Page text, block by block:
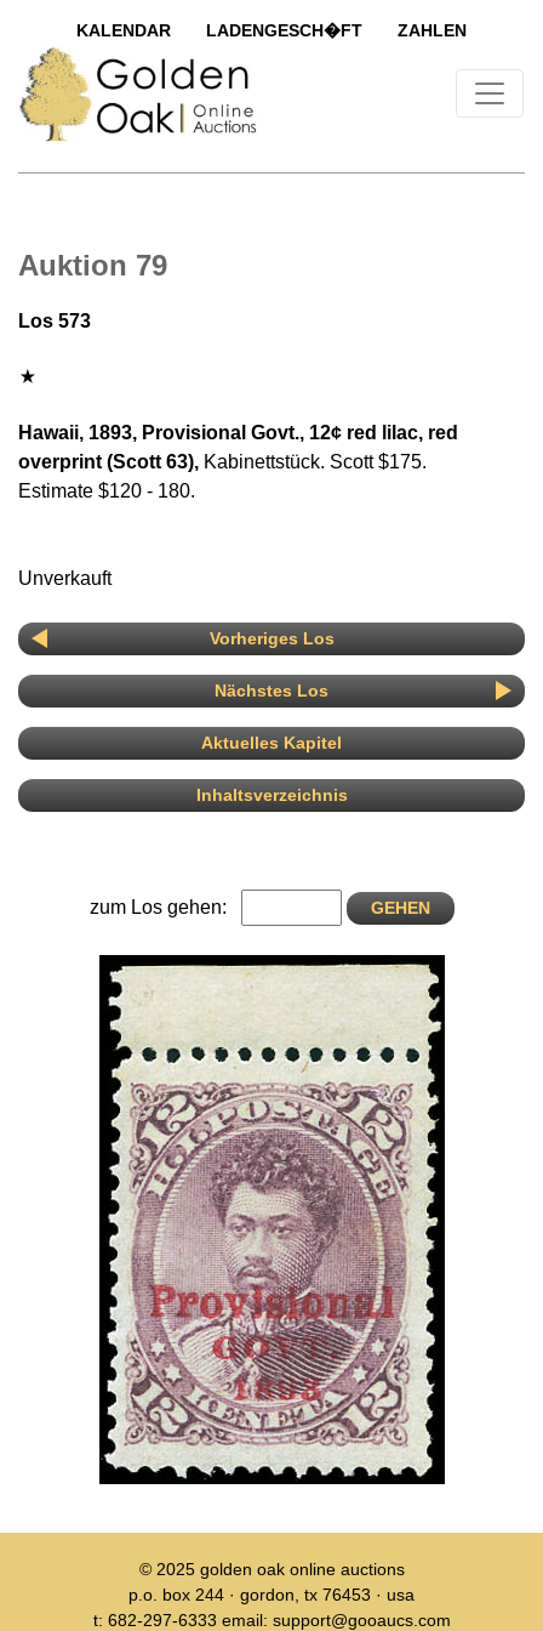
KALENDAR LADENGESCH�FT ZAHLEN
Auktion 79
Los 573
Hawaii, 1893, Provisional Govt., 12¢ red lilac, red
overprint (Scott 63), Kabinettstück. Scott $175.
Estimate $120 - 180.
Unverkauft
Vorheriges Los
Nächstes Los
Aktuelles Kapitel
Inhaltsverzeichnis
zum Los gehen:
© 2025 golden oak online auctions
p.o. box 244 · gordon, tx 76453 · usa
t: 682-297-6333 email: support@gooaucs.com